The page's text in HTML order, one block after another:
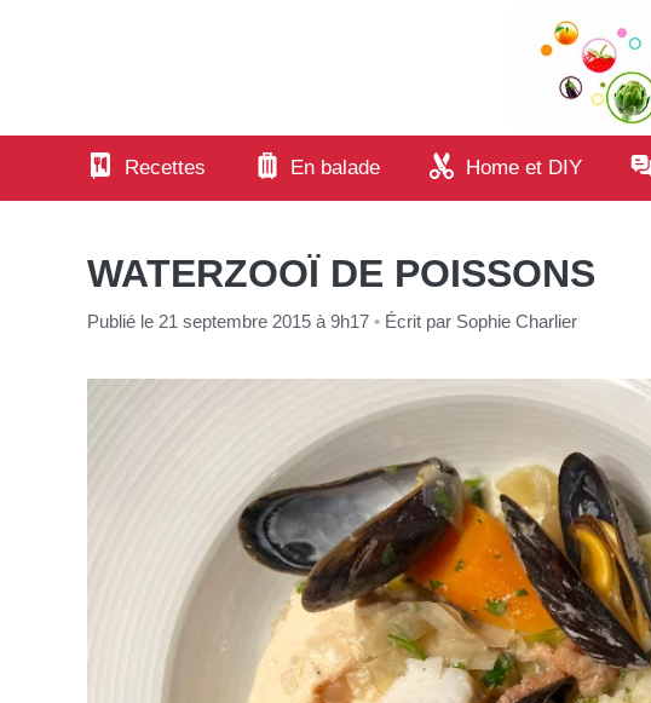
Recettes En balade Home et DIY
WATERZOOÏ DE POISSONS
Publié le 21 septembre 2015 à 9h17 • Écrit par Sophie Charlier